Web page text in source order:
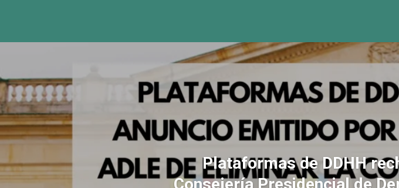
Plataformas de DDHH
Consejería Presidencial de